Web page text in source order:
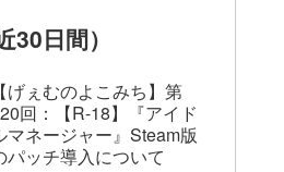
30日間）
【げぇむのよこみち】第
回：【R-18】『アイド
マネージャー』Steam版
パッチ導入について